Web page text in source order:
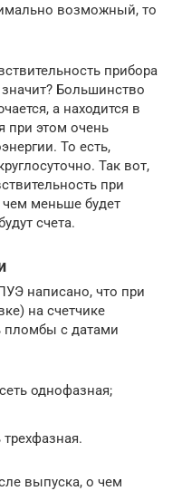
возможный, то
прибора
Большинство
а находится в
при этом очень
То есть,
Так вот,
при
чем меньше будет
счета.
написано, что при
на счетчике
пломбы с датами
однофазная;
трехфазная.
выпуска, о чем